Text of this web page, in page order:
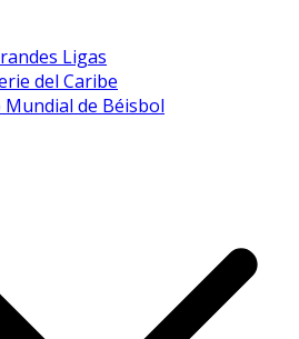
Ligas
del Caribe
Mundial de Béisbol